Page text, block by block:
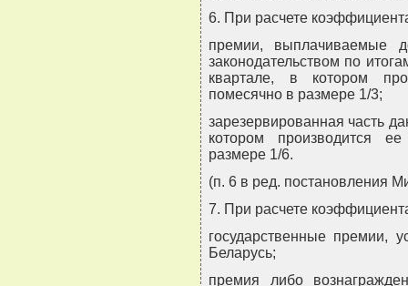
6. При расчете
премии, выплачиваемые
законодательством по
квартале, в котором
помесячно в размере 1/3;
зарезервированная часть
котором производится
размере 1/6.
(п. 6 в ред. постановления
7. При расчете
государственные премии,
Беларусь;
премия либо